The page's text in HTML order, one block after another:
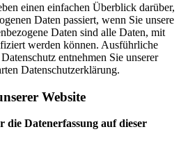
einen einfachen Überblick darüber,
Daten passiert, wenn Sie unsere
Daten sind alle Daten, mit
werden können. Ausführliche
entnehmen Sie unserer
Datenschutzerklärung.
Website
Datenerfassung auf dieser